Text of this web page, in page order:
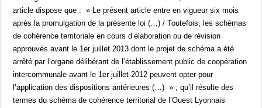
article dispose que : » Le présent article entre en vigueur six mois
après la promulgation de la présente loi (…) / Toutefois, les schémas
de cohérence territoriale en cours d’élaboration ou de révision
approuvés avant le 1er juillet 2013 dont le projet de schéma a été
arrêté par l’organe délibérant de l’établissement public de coopération
intercommunale avant le 1er juillet 2012 peuvent opter pour
l’application des dispositions antérieures (…) » ; qu’il résulte des
termes du schéma de cohérence territorial de l’Ouest Lyonnais